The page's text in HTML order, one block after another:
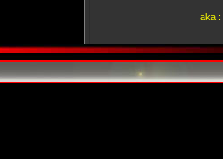
aka :